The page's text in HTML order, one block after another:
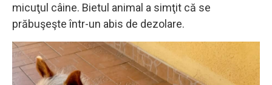
micuţul câine. Bietul animal a simţit că se
prăbuşeşte într-un abis de dezolare.